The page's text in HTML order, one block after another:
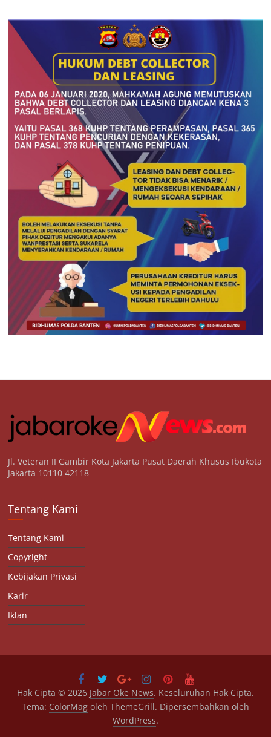
Jl. Veteran II Gambir Kota Jakarta Pusat Daerah Khusus Ibukota
Jakarta 10110 42118
Tentang Kami
Tentang Kami
Copyright
Kebijakan Privasi
Karir
Iklan
Hak Cipta © 2026 Jabar Oke News. Keseluruhan Hak Cipta.
Tema: ColorMagoleh ThemeGrill. Dipersembahkan oleh
WordPress.